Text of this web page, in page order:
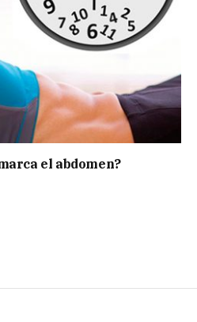
el abdomen?